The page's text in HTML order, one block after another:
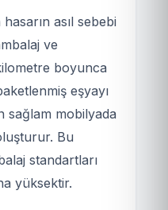
asıl sebebi
ve
boyunca
eşyayı
sağlam mobilyada
Bu
standartları
yüksektir.